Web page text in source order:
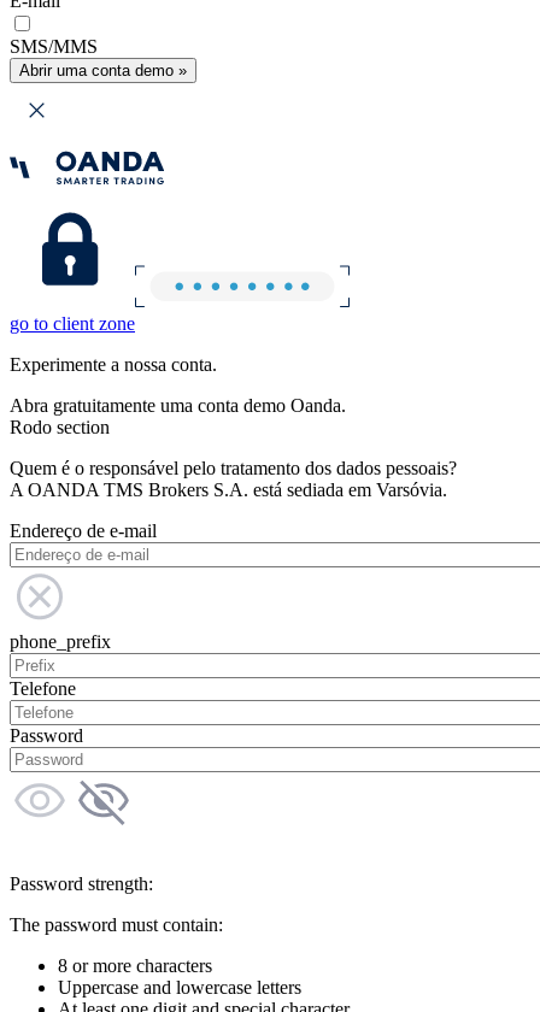
SMS/MMS
Abrir uma conta demo »
go to client zone
Experimente a nossa conta.
Abra gratuitamente uma conta demo Oanda.
Rodo section
Quem é o responsável pelo tratamento dos dados pessoais?
A OANDA TMS Brokers S.A. está sediada em Varsóvia.
Endereço de e-mail
phone_prefix
Telefone
Password
Password strength:
The password must contain:
8 or more characters
Uppercase and lowercase letters